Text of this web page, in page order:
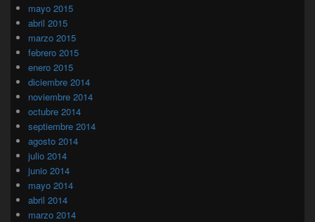
mayo 2015
abril 2015
marzo 2015
febrero 2015
enero 2015
diciembre 2014
noviembre 2014
octubre 2014
septiembre 2014
agosto 2014
julio 2014
junio 2014
mayo 2014
abril 2014
marzo 2014